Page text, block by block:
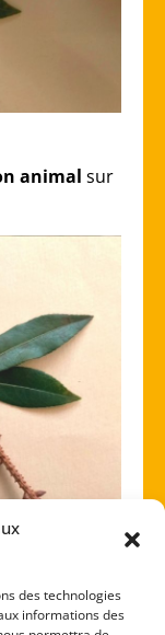
des technologies
informations des
animal sur
pour
un rond